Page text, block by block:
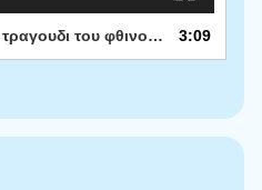
- Official Audio Release 3:09